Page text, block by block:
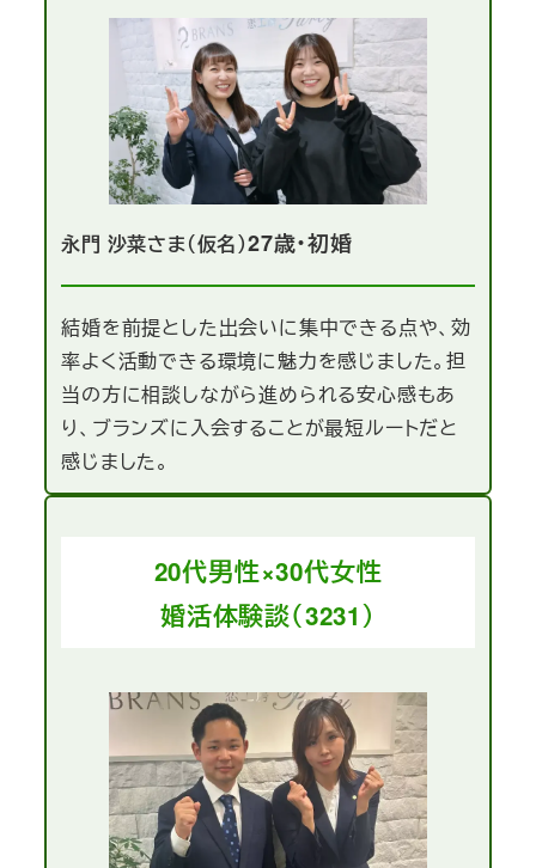
永門 沙菜さま（仮名）27歳・初婚
結婚を前提とした出会いに集中できる点や、効
率よく活動できる環境に魅力を感じました。担
当の方に相談しながら進められる安心感もあ
り、ブランズに入会することが最短ルートだと
感じました。
20代男性×30代女性
婚活体験談（3231）